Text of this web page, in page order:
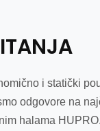
i statički
odgovore na
halama HUPRO.